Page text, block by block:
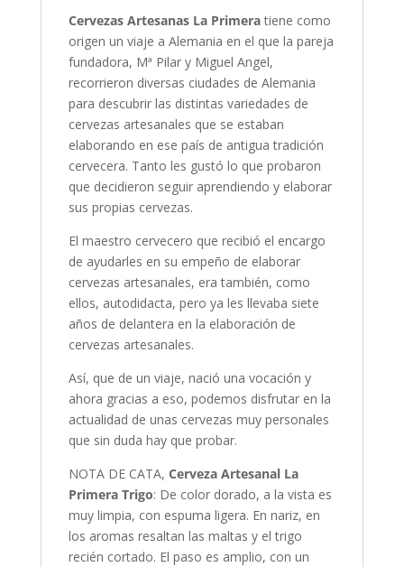
Cervezas Artesanas La Primeratiene como
origen un viaje a Alemania en el que la pareja
fundadora, Mª Pilar y Miguel Angel,
recorrieron diversas ciudades de Alemania
para descubrir las distintas variedades de
cervezas artesanales que se estaban
elaborando en ese país de antigua tradición
cervecera. Tanto les gustó lo que probaron
que decidieron seguir aprendiendo y elaborar
sus propias cervezas.
El maestro cervecero que recibió el encargo
de ayudarles en su empeño de elaborar
cervezas artesanales, era también, como
ellos, autodidacta, pero ya les llevaba siete
años de delantera en la elaboración de
cervezas artesanales.
Así, que de un viaje, nació una vocación y
ahora gracias a eso, podemos disfrutar en la
actualidad de unas cervezas muy personales
que sin duda hay que probar.
NOTA DE CATA, Cerveza Artesanal La
Primera Trigo: De color dorado, a la vista es
muy limpia, con espuma ligera. En nariz, en
los aromas resaltan las maltas y el trigo
recién cortado. El paso es amplio, con un